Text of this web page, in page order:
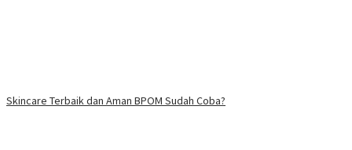
Skincare Terbaik dan Aman BPOM Sudah Coba?